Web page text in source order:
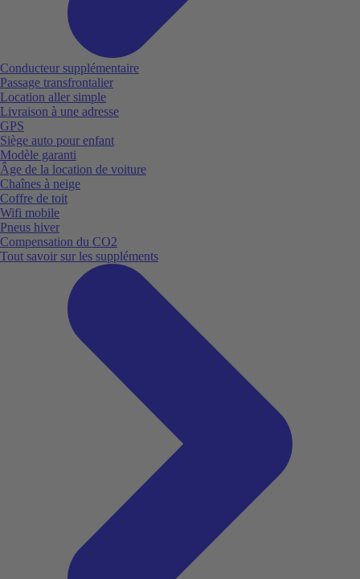
Conducteur supplémentaire
Passage transfrontalier
Location aller simple
Livraison à une adresse
GPS
Siège auto pour enfant
Modèle garanti
Âge de la location de voiture
Chaînes à neige
Coffre de toit
Wifi mobile
Pneus hiver
Compensation du CO2
Tout savoir sur les suppléments